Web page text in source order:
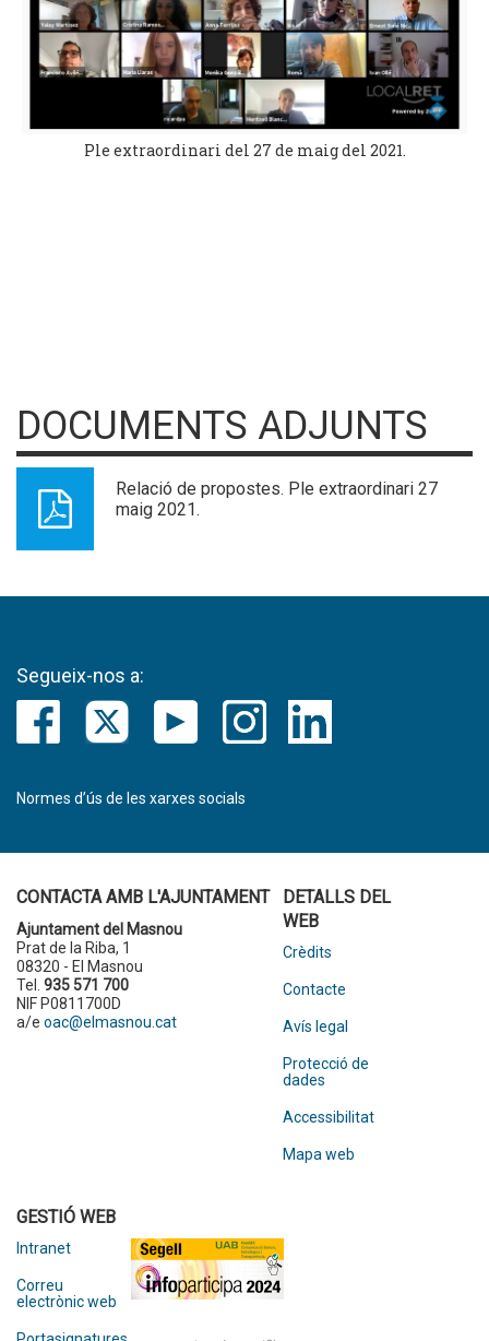
Ple extraordinari del 27 de maig del 2021.
DOCUMENTS ADJUNTS
Relació de propostes. Ple extraordinari 27
maig 2021.
Segueix-nos a:
Normes d’ús de les xarxes socials
CONTACTA AMB L'AJUNTAMENT
Ajuntament del Masnou
Prat de la Riba, 1
08320 - El Masnou
Tel. 935 571 700
NIF P0811700D
a/e oac@elmasnou.cat
DETALLS DEL
WEB
Crèdits
Contacte
Avís legal
Protecció de
dades
Accessibilitat
Mapa web
GESTIÓ WEB
Intranet
Correu
electrònic web